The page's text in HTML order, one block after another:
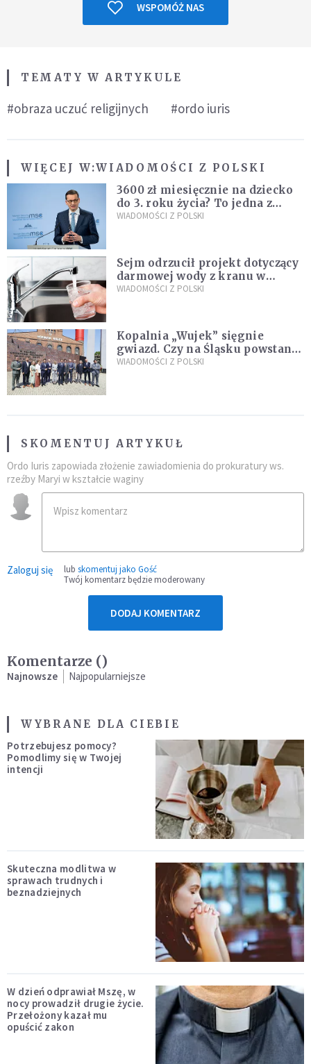
WSPOMÓŻ NAS
TEMATY W ARTYKULE
#obraza uczuć religijnych #ordo iuris
WIĘCEJ W:WIADOMOŚCI Z POLSKI
3600 zł miesięcznie na dziecko
do 3. roku życia? To jedna z
propozycji programu "Rozwój
WIADOMOŚCI Z POLSKI
Sejm odrzucił projekt dotyczący
darmowej wody z kranu w
restauracjach
WIADOMOŚCI Z POLSKI
Kopalnia „Wujek” sięgnie
gwiazd. Czy na Śląsku powstanie
„Dolina Krzemowa”?
WIADOMOŚCI Z POLSKI
SKOMENTUJ ARTYKUŁ
Ordo Iuris zapowiada złożenie zawiadomienia do prokuratury ws.
rzeźby Maryi w kształcie waginy
Zaloguj się lub skomentuj jako Gość
Twój komentarz będzie moderowany
DODAJ KOMENTARZ
Komentarze ()
Najnowsze Najpopularniejsze
WYBRANE DLA CIEBIE
Potrzebujesz pomocy?
Pomodlimy się w Twojej
intencji
Skuteczna modlitwa w
sprawach trudnych i
beznadziejnych
W dzień odprawiał Mszę, w
nocy prowadził drugie życie.
Przełożony kazał mu
opuścić zakon